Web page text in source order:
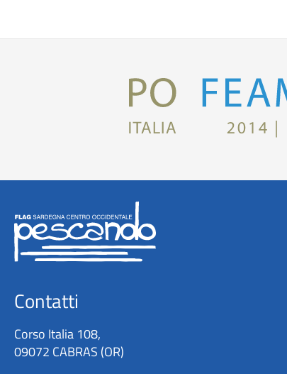
Contatti
Corso Italia 108,
09072 CABRAS (OR)